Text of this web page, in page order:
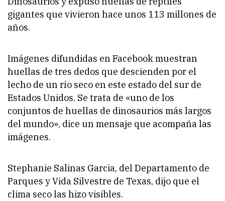
gigantes que vivieron hace unos 113 millones de
años.
Imágenes difundidas en Facebook muestran
huellas de tres dedos que descienden por el
lecho de un río seco en este estado del sur de
Estados Unidos. Se trata de «uno de los
conjuntos de huellas de dinosaurios más largos
del mundo», dice un mensaje que acompaña las
imágenes.
Stephanie Salinas Garcia, del Departamento de
Parques y Vida Silvestre de Texas, dijo que el
clima seco las hizo visibles.